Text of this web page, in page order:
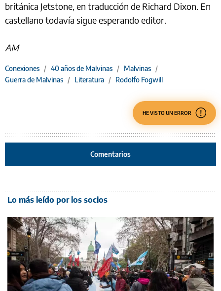
británica Jetstone, en traducción de Richard Dixon. En
castellano todavía sigue esperando editor.
AM
Conexiones / 40 años de Malvinas / Malvinas /
Guerra de Malvinas / Literatura / Rodolfo Fogwill
HE VISTO UN ERROR
Comentarios
Lo más leído por los socios